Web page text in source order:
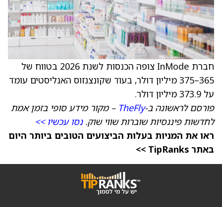
חברת InMode צופה הכנסות לשנת 2026 בטווח של
365–375 מיליון דולר, בעוד שקונצנזוס האנליסטים עומד
על 373.9 מיליון דולר.
פורסם לראשונה ב-TheFly – מקור מידע סופי בזמן אמת
לחדשות פיננסיות שוברות שווי שוק.נסו עכשיו >>
ראו את המניות בעלות הביצועים הטובים ביותר היום
באתר TipRanks >>